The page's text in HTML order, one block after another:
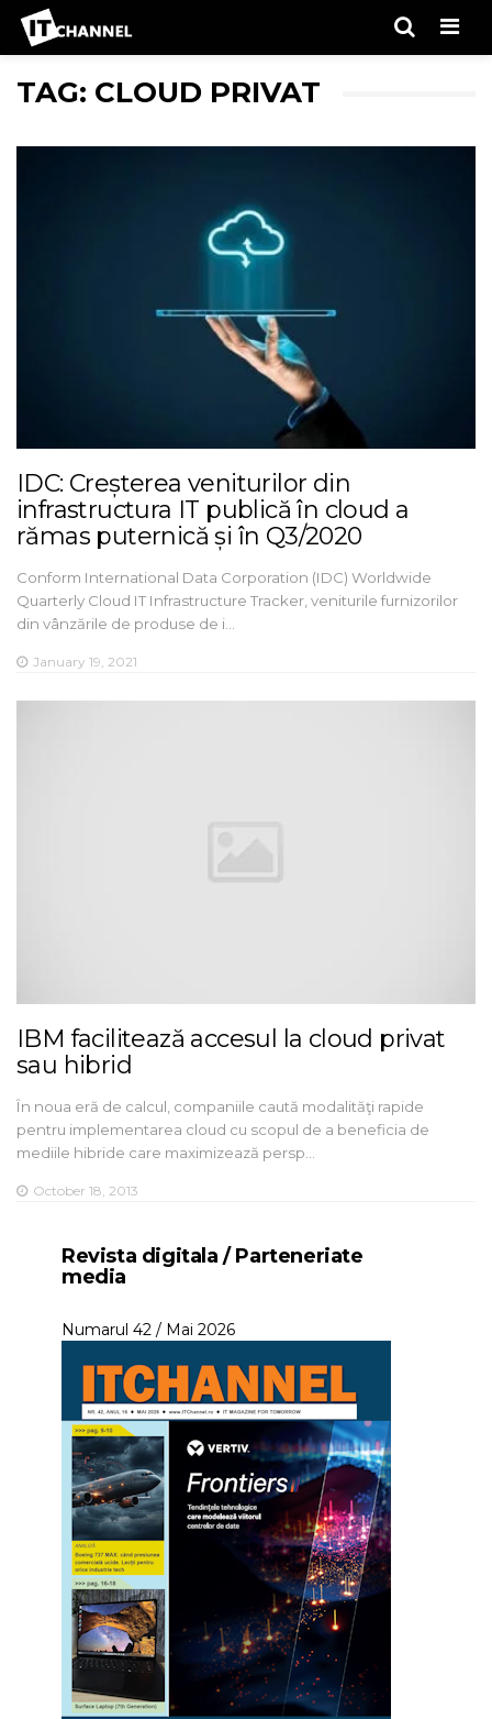
TAG: CLOUD PRIVAT
IDC: Creșterea veniturilor din
infrastructura IT publică în cloud a
rămas puternică și în Q3/2020
Conform International Data Corporation (IDC) Worldwide
Quarterly Cloud IT Infrastructure Tracker, veniturile furnizorilor
din vânzările de produse de i…
January 19, 2021
IBM facilitează accesul la cloud privat
sau hibrid
În noua eră de calcul, companiile caută modalităţi rapide
pentru implementarea cloud cu scopul de a beneficia de
mediile hibride care maximizează persp…
October 18, 2013
Revista digitala / Parteneriate
media
Numarul 42 / Mai 2026